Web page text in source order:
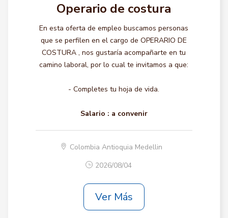
Operario de costura
En esta oferta de empleo buscamos personas
que se perfilen en el cargo de OPERARIO DE
COSTURA , nos gustaría acompañarte en tu
camino laboral, por lo cual te invitamos a que:
- Completes tu hoja de vida.
Salario : a convenir
Colombia Antioquia Medellin
2026/08/04
Ver Más